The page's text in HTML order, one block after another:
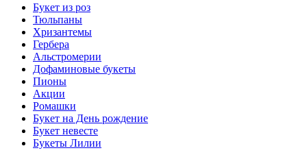
Букет из роз
Тюльпаны
Хризантемы
Гербера
Альстромерии
Дофаминовые букеты
Пионы
Акции
Ромашки
Букет на День рождение
Букет невесте
Букеты Лилии